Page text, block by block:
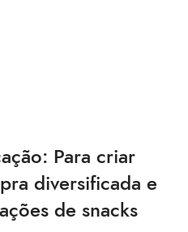
Para criar
diversificada e
de snacks